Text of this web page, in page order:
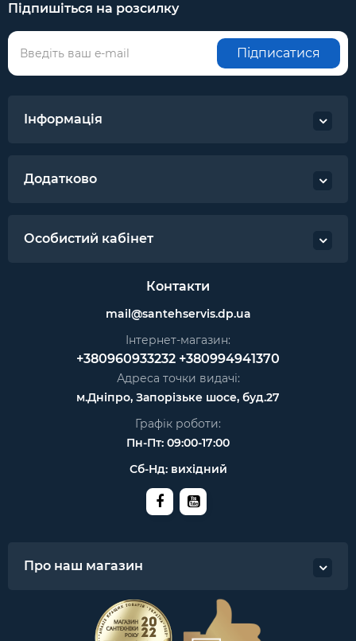
Підпишіться на розсилку
Підписатися
Інформація
Додатково
Особистий кабінет
Контакти
mail@santehservis.dp.ua
Інтернет-магазин:
+380960933232 +380994941370
Адреса точки видачі:
м.Дніпро, Запорізьке шосе, буд.27
Графік роботи:
Пн-Пт: 09:00-17:00
Сб-Нд: вихідний
Про наш магазин